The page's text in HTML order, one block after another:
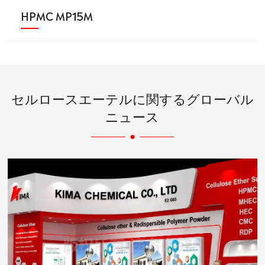
HPMC MP15M
セルロースエーテルに関するグローバル
ニュース